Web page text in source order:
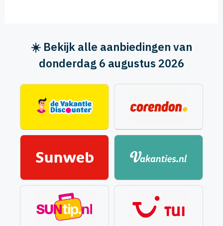
☀️ Bekijk alle aanbiedingen van
donderdag 6 augustus 2026